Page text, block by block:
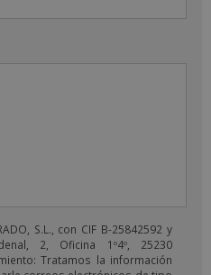
S.L., con CIF B-25842592 y
2, Oficina 1º4º, 25230
Tratamos la información